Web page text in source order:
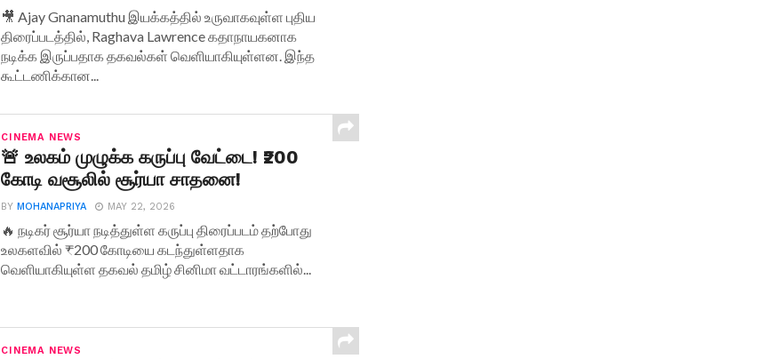
🎥 Ajay Gnanamuthu இயக்கத்தில் உருவாகவுள்ள புதிய
திரைப்படத்தில், Raghava Lawrence கதாநாயகனாக
நடிக்க இருப்பதாக தகவல்கள் வெளியாகியுள்ளன. இந்த
கூட்டணிக்கான...
CINEMA NEWS
🚨 உலகம் முழுக்க கருப்பு வேட்டை! ₹200
கோடி வசூலில் சூர்யா சாதனை!
BYMOHANAPRIYA MAY 22, 2026
🔥 நடிகர் சூர்யா நடித்துள்ள கருப்பு திரைப்படம் தற்போது
உலகளவில் ₹200 கோடியை கடந்துள்ளதாக
வெளியாகியுள்ள தகவல் தமிழ் சினிமா வட்டாரங்களில்...
CINEMA NEWS